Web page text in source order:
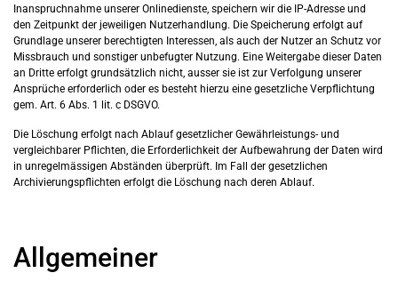
Inanspruchnahme unserer Onlinedienste, speichern wir die IP-Adresse und
den Zeitpunkt der jeweiligen Nutzerhandlung. Die Speicherung erfolgt auf
Grundlage unserer berechtigten Interessen, als auch der Nutzer an Schutz vor
Missbrauch und sonstiger unbefugter Nutzung. Eine Weitergabe dieser Daten
an Dritte erfolgt grundsätzlich nicht, ausser sie ist zur Verfolgung unserer
Ansprüche erforderlich oder es besteht hierzu eine gesetzliche Verpflichtung
gem. Art. 6 Abs. 1 lit. c DSGVO.
Die Löschung erfolgt nach Ablauf gesetzlicher Gewährleistungs- und
vergleichbarer Pflichten, die Erforderlichkeit der Aufbewahrung der Daten wird
in unregelmässigen Abständen überprüft. Im Fall der gesetzlichen
Archivierungspflichten erfolgt die Löschung nach deren Ablauf.
Allgemeiner